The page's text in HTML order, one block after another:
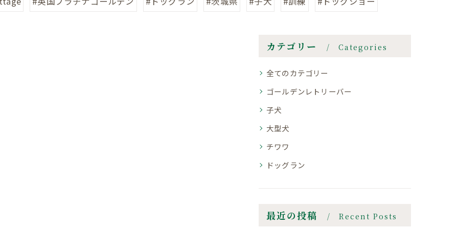
カテゴリー Categories
全てのカテゴリー
ゴールデンレトリーバー
子犬
大型犬
チワワ
ドッグラン
最近の投稿 Recent Posts